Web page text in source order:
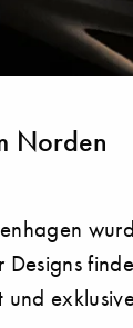
Norden
Designs
und